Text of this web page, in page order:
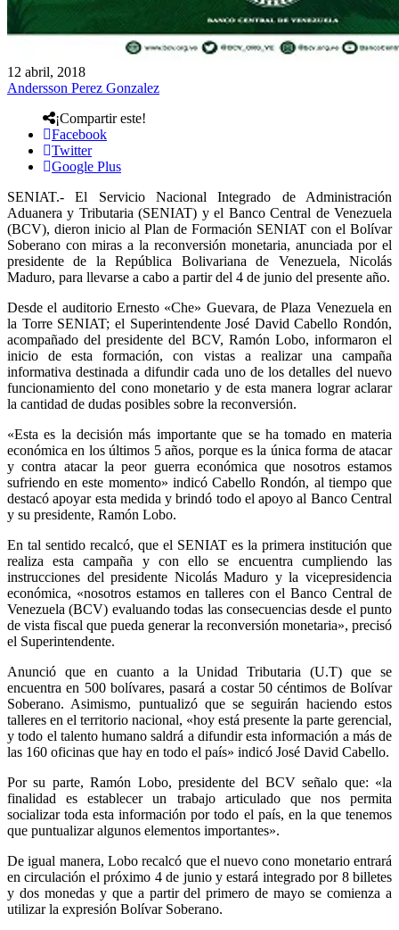
12 abril, 2018
Andersson Perez Gonzalez
¡Compartir este!
Facebook
Twitter
Google Plus
SENIAT.- El Servicio Nacional Integrado de Administración
Aduanera y Tributaria (SENIAT) y el Banco Central de Venezuela
(BCV), dieron inicio al Plan de Formación SENIAT con el Bolívar
Soberano con miras a la reconversión monetaria, anunciada por el
presidente de la República Bolivariana de Venezuela, Nicolás
Maduro, para llevarse a cabo a partir del 4 de junio del presente año.
Desde el auditorio Ernesto «Che» Guevara, de Plaza Venezuela en
la Torre SENIAT; el Superintendente José David Cabello Rondón,
acompañado del presidente del BCV, Ramón Lobo, informaron el
inicio de esta formación, con vistas a realizar una campaña
informativa destinada a difundir cada uno de los detalles del nuevo
funcionamiento del cono monetario y de esta manera lograr aclarar
la cantidad de dudas posibles sobre la reconversión.
«Esta es la decisión más importante que se ha tomado en materia
económica en los últimos 5 años, porque es la única forma de atacar
y contra atacar la peor guerra económica que nosotros estamos
sufriendo en este momento» indicó Cabello Rondón, al tiempo que
destacó apoyar esta medida y brindó todo el apoyo al Banco Central
y su presidente, Ramón Lobo.
En tal sentido recalcó, que el SENIAT es la primera institución que
realiza esta campaña y con ello se encuentra cumpliendo las
instrucciones del presidente Nicolás Maduro y la vicepresidencia
económica, «nosotros estamos en talleres con el Banco Central de
Venezuela (BCV) evaluando todas las consecuencias desde el punto
de vista fiscal que pueda generar la reconversión monetaria», precisó
el Superintendente.
Anunció que en cuanto a la Unidad Tributaria (U.T) que se
encuentra en 500 bolívares, pasará a costar 50 céntimos de Bolívar
Soberano. Asimismo, puntualizó que se seguirán haciendo estos
talleres en el territorio nacional, «hoy está presente la parte gerencial,
y todo el talento humano saldrá a difundir esta información a más de
las 160 oficinas que hay en todo el país» indicó José David Cabello.
Por su parte, Ramón Lobo, presidente del BCV señalo que: «la
finalidad es establecer un trabajo articulado que nos permita
socializar toda esta información por todo el país, en la que tenemos
que puntualizar algunos elementos importantes».
De igual manera, Lobo recalcó que el nuevo cono monetario entrará
en circulación el próximo 4 de junio y estará integrado por 8 billetes
y dos monedas y que a partir del primero de mayo se comienza a
utilizar la expresión Bolívar Soberano.